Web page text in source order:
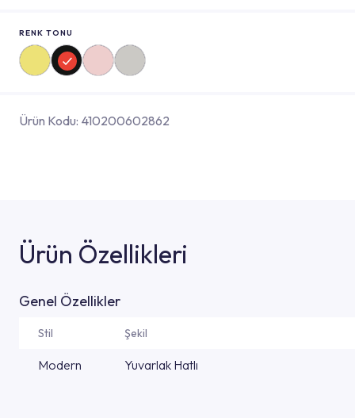
RENK TONU
Ürün Kodu: 410200602862
Ürün Özellikleri
Genel Özellikler
Stil Şekil
Modern Yuvarlak Hatlı